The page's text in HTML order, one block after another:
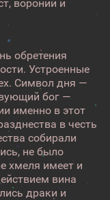
вороний и
обретения
Устроенные
Символ дня —
бог —
именно в этот
в честь
собирали
не было
хмеля имеет и
вина
драки и